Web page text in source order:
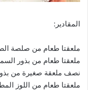
المقادير:
ملعقتا طعام من صلصة
ملعقتا طعام من بذور
نصف ملعقة صغيرة من
ملعقتا طعام من اللوز